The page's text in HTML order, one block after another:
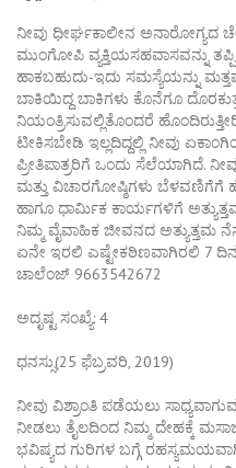
ನೀವು ಧೀರ್ಘಕಾಲೀನ ಅನಾರೋಗ್ಯದ
ಮುಂಗೋಪಿ ವ್ಯಕ್ತಿಯಸಹವಾಸವನ್ನು
ಹಾಕಬಹುದು-ಇದು ಸಮಸ್ಯೆಯನ್ನು
ಬಾಕಿಯಿದ್ದ ಬಾಕಿಗಳು ಕೊನೆಗೂ
ನಿಯಂತ್ರಿಸುವಲ್ಲಿತೊಂದರೆ
ಟೀಕಿಸಬೇಡಿ ಇಲ್ಲದಿದ್ದಲ್ಲಿ ನೀವು
ಪ್ರೀತಿಪಾತ್ರರಿಗೆ ಒಂದು ಸೆಲೆಯಾಗಿದೆ.
ಮತ್ತು ವಿಚಾರಗೋಷ್ಠಿಗಳು ಬೆಳವಣಿಗೆಗೆ
ಹಾಗೂ ಧಾರ್ಮಿಕ ಕಾರ್ಯಗಳಿಗೆ
ನಿಮ್ಮ ವೈವಾಹಿಕ ಜೀವನದ ಅತ್ಯುತ್ತಮ
ಏನೇ ಇರಲಿ ಎಷ್ಟೇಕಠಿಣವಾಗಿರಲಿ 7
ಚಾಲೆಂಜ್ 9663542672
ಅದೃಷ್ಟ ಸಂಖ್ಯೆ: 4
ಧನಸ್ಸು(25 ಫೆಬ್ರವರಿ, 2019)
ನೀವು ವಿಶ್ರಾಂತಿ ಪಡೆಯಲು
ನೀಡಲು ತೈಲದಿಂದ ನಿಮ್ಮ ದೇಹಕ್ಕೆ
ಭವಿಷ್ಯದ ಗುರಿಗಳ ಬಗ್ಗೆ